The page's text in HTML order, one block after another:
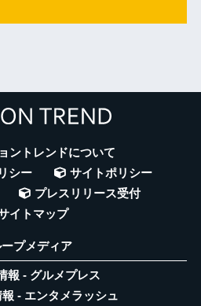
ントレンドについて
シー
サイトポリシー
プレスリリース受付
イトマップ
プメディア
報 - グルメプレス
- エンタメラッシュ